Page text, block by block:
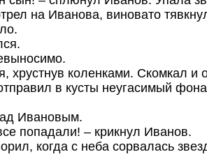
на Иванова, виновато
хрустнув коленками. Скомкал и
в кусты неугасимый
Ивановым.
попадали! – крикнул Иванов.
когда с неба сорвалась